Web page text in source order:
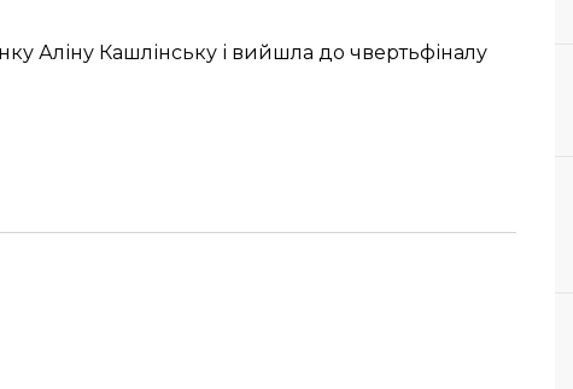
Аліну Кашлінську і вийшла до чвертьфіналу